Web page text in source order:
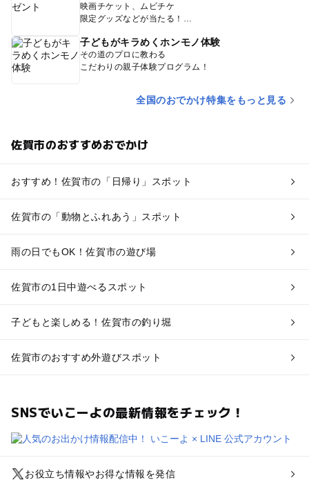
映画チケット、ムビチケ
限定グッズなどが当たる！
子どもがキラめくホンモノ体験
その道のプロに教わる
こだわりの親子体験プログラム！
全国のおでかけ特集をもっと見る
佐賀市のおすすめおでかけ
おすすめ！佐賀市の「日帰り」スポット
佐賀市の「動物とふれあう」スポット
雨の日でもOK！佐賀市の遊び場
佐賀市の1日中遊べるスポット
子どもと楽しめる！佐賀市の釣り堀
佐賀市のおすすめ外遊びスポット
SNSでいこーよの最新情報をチェック！
お役立ち情報やお得な情報を発信